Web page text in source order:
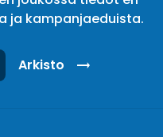
ja kampanjaeduista.
Arkisto